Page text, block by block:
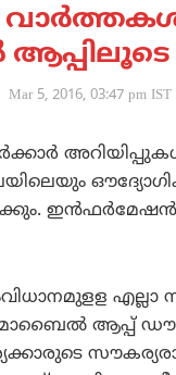
Mar 5, 2016, 03:47 pm IST
എല്ലാ
മൊബൈല്‍ ആപ്പ്